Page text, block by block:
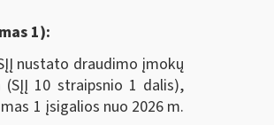
1):
nustato draudimo įmokų
10 straipsnio 1 dalis),
1 įsigalios nuo 2026 m.